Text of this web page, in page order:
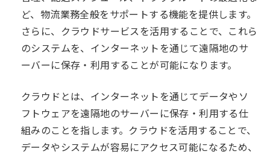
ど、物流業務全般をサポートする機能を提供します。
さらに、クラウドサービスを活用することで、これら
のシステムを、インターネットを通じて遠隔地のサ
ーバーに保存・利用することが可能になります。
クラウドとは、インターネットを通じてデータやソ
フトウェアを遠隔地のサーバーに保存・利用する仕
組みのことを指します。クラウドを活用することで、
データやシステムが容易にアクセス可能になるため、